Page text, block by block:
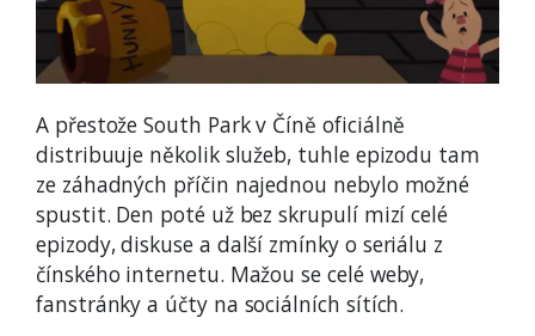
A přestože South Park v Číně oficiálně
distribuuje několik služeb, tuhle epizodu tam
ze záhadných příčin najednou nebylo možné
spustit. Den poté už bez skrupulí mizí celé
epizody, diskuse a další zmínky o seriálu z
čínského internetu. Mažou se celé weby,
fanstránky a účty na sociálních sítích.